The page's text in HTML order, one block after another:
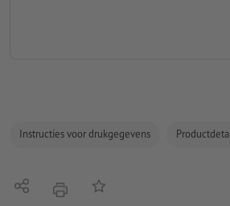
Instructies voor drukgegevens
Delen afdrukkenOp de lijst